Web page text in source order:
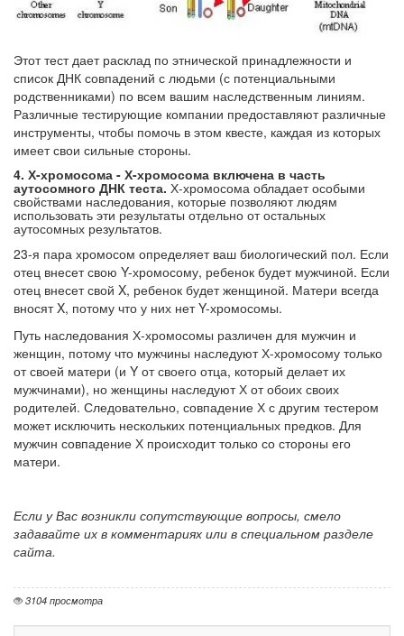
Этот тест дает расклад по этнической принадлежности и
список ДНК совпадений с людьми (с потенциальными
родственниками) по всем вашим наследственным линиям.
Различные тестирующие компании предоставляют различные
инструменты, чтобы помочь в этом квесте, каждая из которых
имеет свои сильные стороны.
4. Х-хромосома - Х-хромосома включена в часть
аутосомного ДНК теста. Х-хромосома обладает особыми
свойствами наследования, которые позволяют людям
использовать эти результаты отдельно от остальных
аутосомных результатов.
23-я пара хромосом определяет ваш биологический пол. Если
отец внесет свою Y-хромосому, ребенок будет мужчиной. Если
отец внесет свой X, ребенок будет женщиной. Матери всегда
вносят X, потому что у них нет Y-хромосомы.
Путь наследования Х-хромосомы различен для мужчин и
женщин, потому что мужчины наследуют Х-хромосому только
от своей матери (и Y от своего отца, который делает их
мужчинами), но женщины наследуют Х от обоих своих
родителей. Следовательно, совпадение Х с другим тестером
может исключить нескольких потенциальных предков. Для
мужчин совпадение Х происходит только со стороны его
матери.
Если у Вас возникли сопутствующие вопросы, смело
задавайте их в комментариях или в специальном разделе
сайта.
3104 просмотра